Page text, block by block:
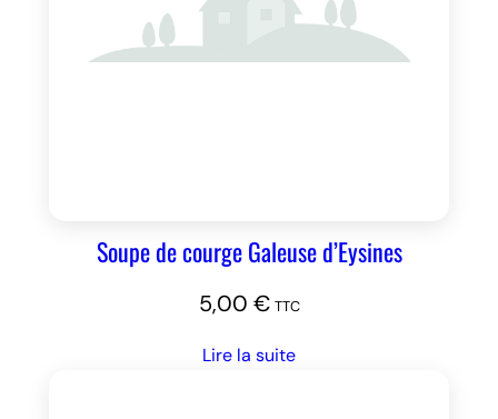
Soupe de courge Galeuse d’Eysines
5,00 € TTC
Lire la suite